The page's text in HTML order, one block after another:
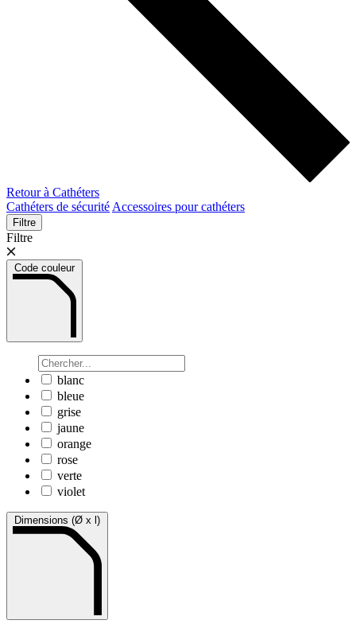
Retour à Cathéters
Cathéters de sécurité Accessoires pour cathéters
Filtre
Filtre
Code couleur
blanc
bleue
grise
jaune
orange
rose
verte
violet
Dimensions (Ø x l)